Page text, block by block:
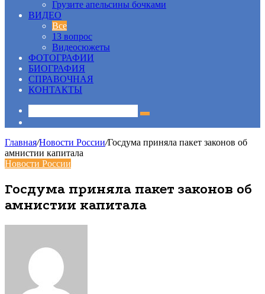
Грузите апельсины бочками
ВИДЕО
Все
13 вопрос
Видеосюжеты
ФОТОГРАФИИ
БИОГРАФИЯ
СПРАВОЧНАЯ
КОНТАКТЫ
Главная/Новости России/Госдума приняла пакет законов об
амнистии капитала
Новости России
Госдума приняла пакет законов об
амнистии капитала